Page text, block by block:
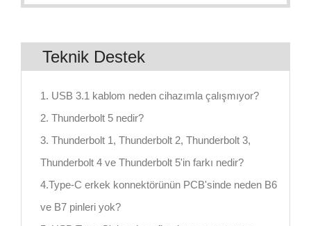
Teknik Destek
1. USB 3.1 kablom neden cihazımla çalışmıyor?
2. Thunderbolt 5 nedir?
3. Thunderbolt 1, Thunderbolt 2, Thunderbolt 3,
Thunderbolt 4 ve Thunderbolt 5'in farkı nedir?
4.Type-C erkek konnektörünün PCB'sinde neden B6
ve B7 pinleri yok?